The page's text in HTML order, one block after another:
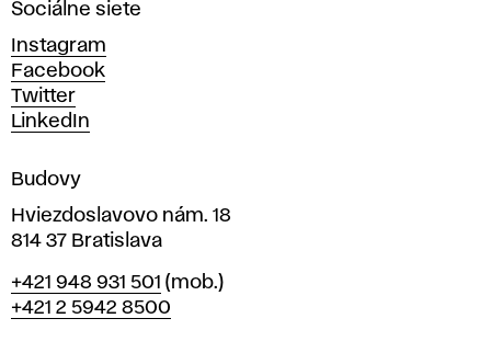
ý
c
h
u
m
e
í
v
r
a
Sociálne siete
Instagram
Facebook
Twitter
LinkedIn
Budovy
Hviezdoslavovo nám. 18
814 37 Bratislava
Telefón
+421 948 931 501 (mob.)
+421 2 5942 8500